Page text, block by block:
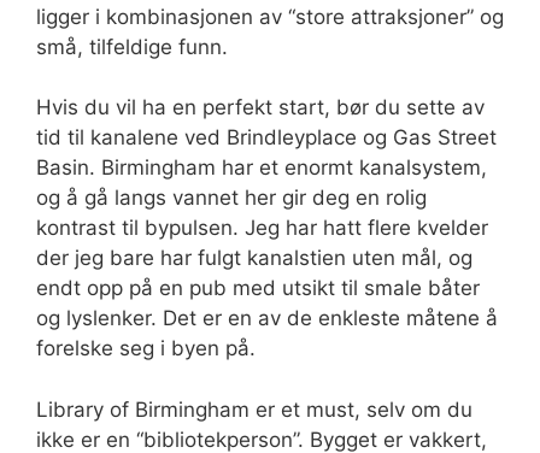
ligger i kombinasjonen av “store attraksjoner” og
små, tilfeldige funn.
Hvis du vil ha en perfekt start, bør du sette av
tid til kanalene ved Brindleyplace og Gas Street
Basin. Birmingham har et enormt kanalsystem,
og å gå langs vannet her gir deg en rolig
kontrast til bypulsen. Jeg har hatt flere kvelder
der jeg bare har fulgt kanalstien uten mål, og
endt opp på en pub med utsikt til smale båter
og lyslenker. Det er en av de enkleste måtene å
forelske seg i byen på.
Library of Birmingham er et must, selv om du
ikke er en “bibliotekperson”. Bygget er vakkert,